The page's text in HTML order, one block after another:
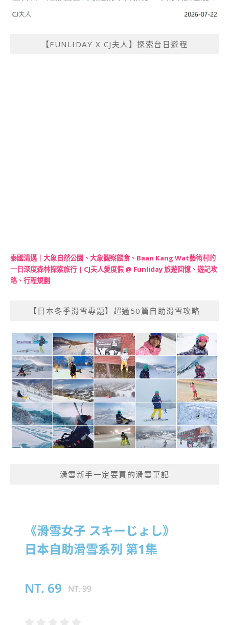
【FUNLIDAY X CJ夫人】探索台日遊程
泰國清邁｜大象自然公園、大象觀察餵食、Baan Kang Wat藝術村的
一日深度森林探索旅行 | CJ夫人愛度假 @ Funliday 旅遊回憶、遊記攻
略、行程規劃
【日本冬季滑雪專題】超過50篇自助滑雪攻略
滑雪新手一定要買的滑雪筆記